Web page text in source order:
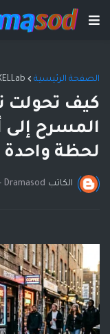
الصفحة الرئيسية
كيف تحولت
المسرح
لحظة واحدة
الكاتب Dramasod